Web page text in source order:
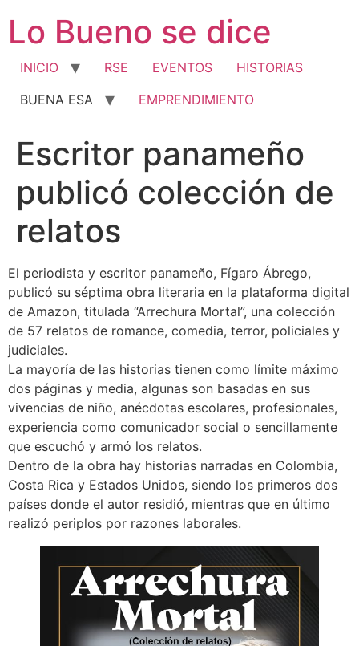
contenido
Lo Bueno se dice
INICIO RSE EVENTOS
HISTORIAS
BUENA ESA
EMPRENDIMIENTO
Escritor panameño
publicó colección de
relatos
El periodista y escritor panameño, Fígaro Ábrego,
publicó su séptima obra literaria en la plataforma digital
de Amazon, titulada “Arrechura Mortal”, una colección
de 57 relatos de romance, comedia, terror, policiales y
judiciales.
La mayoría de las historias tienen como límite máximo
dos páginas y media, algunas son basadas en sus
vivencias de niño, anécdotas escolares, profesionales,
experiencia como comunicador social o sencillamente
que escuchó y armó los relatos.
Dentro de la obra hay historias narradas en Colombia,
Costa Rica y Estados Unidos, siendo los primeros dos
países donde el autor residió, mientras que en último
realizó periplos por razones laborales.